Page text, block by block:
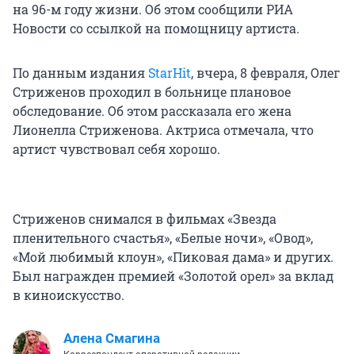
на 96-м году жизни. Об этом сообщили РИА
Новости со ссылкой на помощницу артиста.
По данным издания StarHit, вчера, 8 февраля, Олег
Стриженов проходил в больнице плановое
обследование. Об этом рассказала его жена
Лионелла Стриженова. Актриса отмечала, что
артист чувствовал себя хорошо.
Стриженов снимался в фильмах «Звезда
пленительного счастья», «Белые ночи», «Овод»,
«Мой любимый клоун», «Пиковая дама» и других.
Был награжден премией «Золотой орел» за вклад
в киноискусство.
Алена Смагина